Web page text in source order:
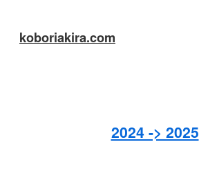
koboriakira.com
2024 -> 2025